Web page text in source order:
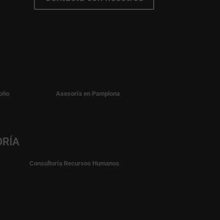
Asesoría en Pamplona
Consultoría Recursos Humanos